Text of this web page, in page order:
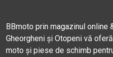
BBmoto prin magazinul online
Gheorgheni și Otopeni vă
moto și piese de schimb